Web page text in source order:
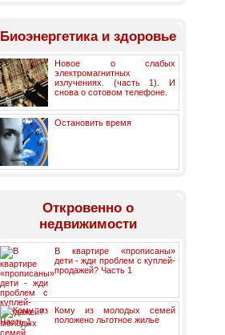
Биоэнергетика и здоровье
Новое о слабых
электромагнитных
излучениях. (часть 1). И
снова о сотовом телефоне.
Остановить время
Откровенно о
недвижимости
В квартире «прописаны»
дети - жди проблем с куплей-
продажей? Часть 1
Кому из молодых семей
положено льготное жилье